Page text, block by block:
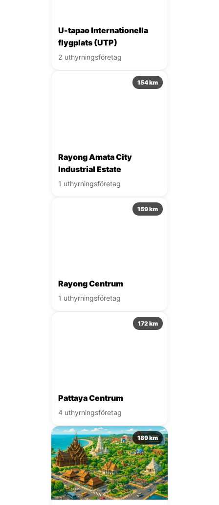
U-tapao Internationella
flygplats (UTP)
2 uthyrningsföretag
154 km
Rayong Amata City
Industrial Estate
1 uthyrningsföretag
159 km
Rayong Centrum
1 uthyrningsföretag
172 km
Pattaya Centrum
4 uthyrningsföretag
189 km